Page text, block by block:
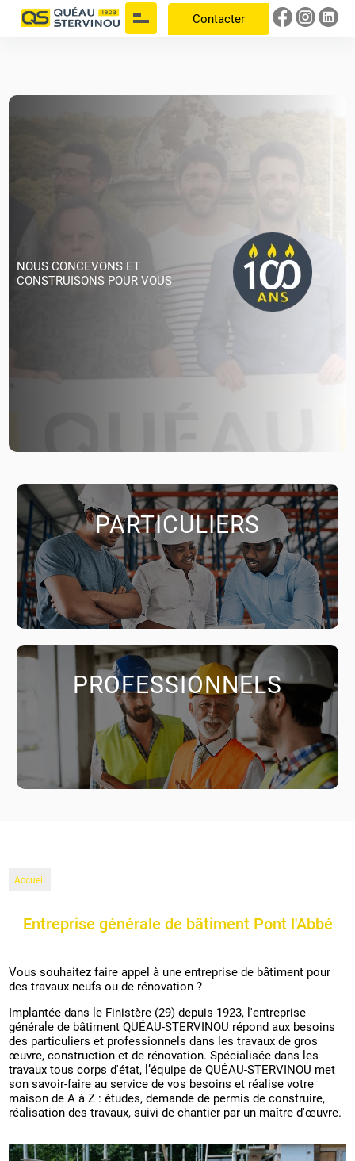
Contacter
NOUS CONCEVONS ET
CONSTRUISONS POUR VOUS
PARTICULIERS
PROFESSIONNELS
Accueil
Entreprise générale de bâtiment Pont l'Abbé
Vous souhaitez faire appel à une entreprise de bâtiment pour
des travaux neufs ou de rénovation ?
Implantée dans le Finistère (29) depuis 1923, l'entreprise
générale de bâtiment QUÉAU-STERVINOU répond aux besoins
des particuliers et professionnels dans les travaux de gros
œuvre, construction et de rénovation. Spécialisée dans les
travaux tous corps d'état, l’équipe de QUÉAU-STERVINOU met
son savoir-faire au service de vos besoins et réalise votre
maison de A à Z : études, demande de permis de construire,
réalisation des travaux, suivi de chantier par un maître d'œuvre.